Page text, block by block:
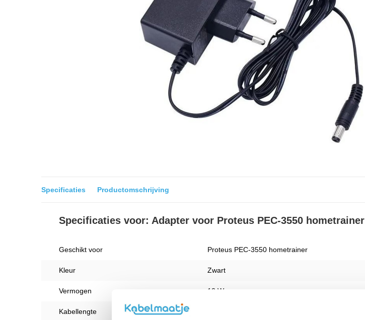
Specificaties Productomschrijving
Specificaties voor: Adapter voor Proteus PEC-3550 hometrainer
Geschikt voor Proteus PEC-3550 hometrainer
Kleur Zwart
Vermogen 12 W
Kabellengte